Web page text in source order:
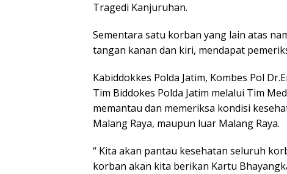
Tragedi Kanjuruhan.
Sementara satu korban yang lain atas
tangan kanan dan kiri, mendapat
Kabiddokkes Polda Jatim, Kombes Pol
Tim Biddokes Polda Jatim melalui Tim
memantau dan memeriksa kondisi
Malang Raya, maupun luar Malang Raya.
“ Kita akan pantau kesehatan seluruh
korban akan kita berikan Kartu